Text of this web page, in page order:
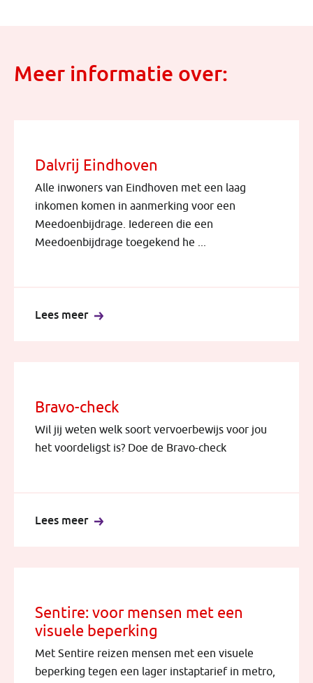
Meer informatie over:
Dalvrij Eindhoven
Alle inwoners van Eindhoven met een laag
inkomen komen in aanmerking voor een
Meedoenbijdrage. Iedereen die een
Meedoenbijdrage toegekend he ...
Lees meer
Bravo-check
Wil jij weten welk soort vervoerbewijs voor jou
het voordeligst is? Doe de Bravo-check
Lees meer
Sentire: voor mensen met een
visuele beperking
Met Sentire reizen mensen met een visuele
beperking tegen een lager instaptarief in metro,